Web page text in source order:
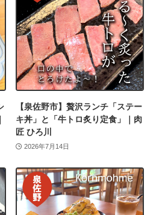
【泉佐野市】贅沢ランチ「ステー
キ丼」と「牛トロ炙り定食」｜肉
匠 ひろ川
2026年7月14日